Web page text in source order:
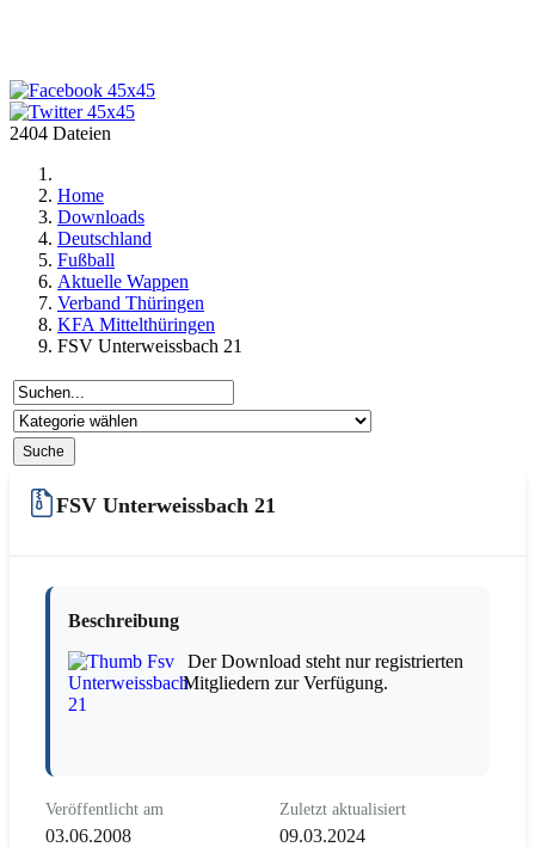
2404 Dateien
Home
Downloads
Deutschland
Fußball
Aktuelle Wappen
Verband Thüringen
KFA Mittelthüringen
FSV Unterweissbach 21
FSV Unterweissbach 21
Beschreibung
Der Download steht nur registrierten
Mitgliedern zur Verfügung.
Veröffentlicht am
03.06.2008
Zuletzt aktualisiert
09.03.2024